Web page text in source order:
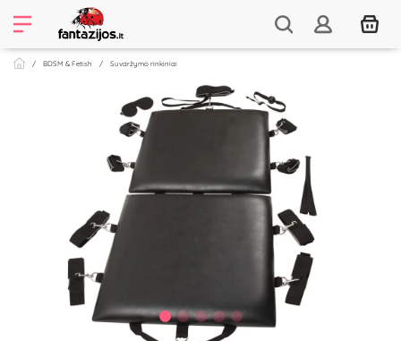
BDSM & Fetish Suvaržymo rinkiniai